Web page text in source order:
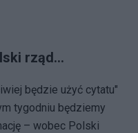
rząd...
będzie użyć cytatu"
tygodniu będziemy
– wobec Polski